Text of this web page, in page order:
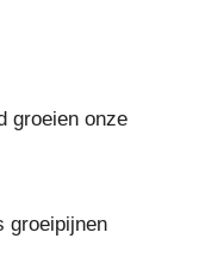
groeien onze
groeipijnen